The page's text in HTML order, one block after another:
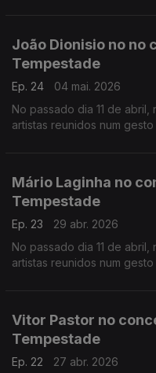
João Dionisio no no
Tempestade
Ep. 24
04 mai. 2026
No passado dia 11 de
artistas reunidos num
Mário Laginha no
Tempestade
Ep. 23
29 abr. 2026
No passado dia 11 de
artistas reunidos num
Vitor Pastor no
Tempestade
Ep. 22
27 abr. 2026